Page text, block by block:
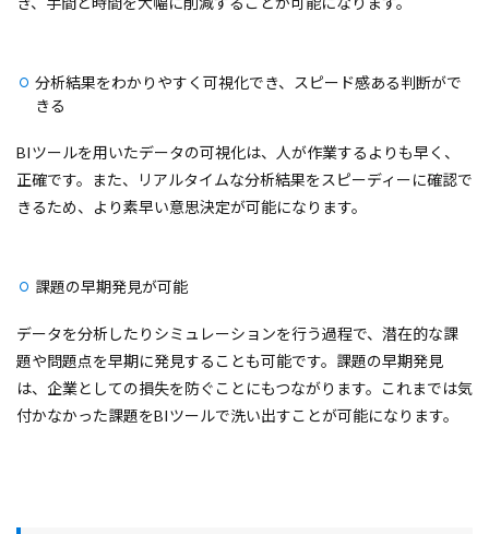
分析結果をわかりやすく可視化でき、スピード感ある判断がで
きる
BIツールを用いたデータの可視化は、人が作業するよりも早く、
正確です。また、リアルタイムな分析結果をスピーディーに確認で
きるため、より素早い意思決定が可能になります。
課題の早期発見が可能
データを分析したりシミュレーションを行う過程で、潜在的な課
題や問題点を早期に発見することも可能です。課題の早期発見
は、企業としての損失を防ぐことにもつながります。これまでは気
付かなかった課題をBIツールで洗い出すことが可能になります。